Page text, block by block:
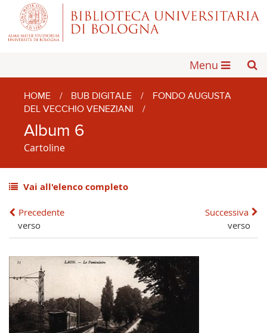
Menu
HOME / BUB DIGITALE /
FONDO AUGUSTA
DEL VECCHIO VENEZIANI
/
Album 6
Cartoline
Vai all'elenco completo
Precedente
verso
Successiva
verso